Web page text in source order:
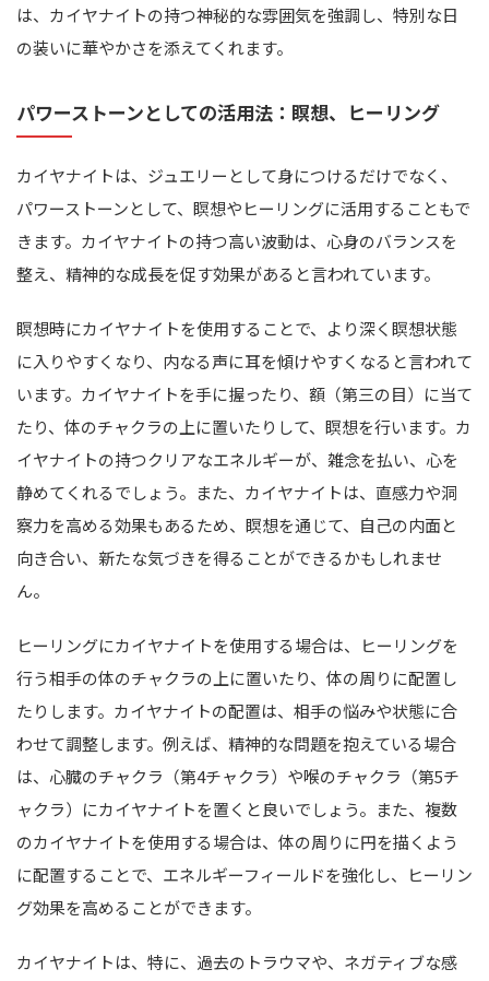
は、カイヤナイトの持つ神秘的な雰囲気を強調し、特別な日
の装いに華やかさを添えてくれます。
パワーストーンとしての活用法：瞑想、ヒーリング
カイヤナイトは、ジュエリーとして身につけるだけでなく、
パワーストーンとして、瞑想やヒーリングに活用することもで
きます。カイヤナイトの持つ高い波動は、心身のバランスを
整え、精神的な成長を促す効果があると言われています。
瞑想時にカイヤナイトを使用することで、より深く瞑想状態
に入りやすくなり、内なる声に耳を傾けやすくなると言われて
います。カイヤナイトを手に握ったり、額（第三の目）に当て
たり、体のチャクラの上に置いたりして、瞑想を行います。カ
イヤナイトの持つクリアなエネルギーが、雑念を払い、心を
静めてくれるでしょう。また、カイヤナイトは、直感力や洞
察力を高める効果もあるため、瞑想を通じて、自己の内面と
向き合い、新たな気づきを得ることができるかもしれませ
ん。
ヒーリングにカイヤナイトを使用する場合は、ヒーリングを
行う相手の体のチャクラの上に置いたり、体の周りに配置し
たりします。カイヤナイトの配置は、相手の悩みや状態に合
わせて調整します。例えば、精神的な問題を抱えている場合
は、心臓のチャクラ（第4チャクラ）や喉のチャクラ（第5チ
ャクラ）にカイヤナイトを置くと良いでしょう。また、複数
のカイヤナイトを使用する場合は、体の周りに円を描くよう
に配置することで、エネルギーフィールドを強化し、ヒーリン
グ効果を高めることができます。
カイヤナイトは、特に、過去のトラウマや、ネガティブな感